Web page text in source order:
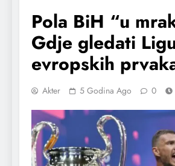
Pola BiH “u
Gdje gledati
evropskih
Akter 5 Godina Ago 0